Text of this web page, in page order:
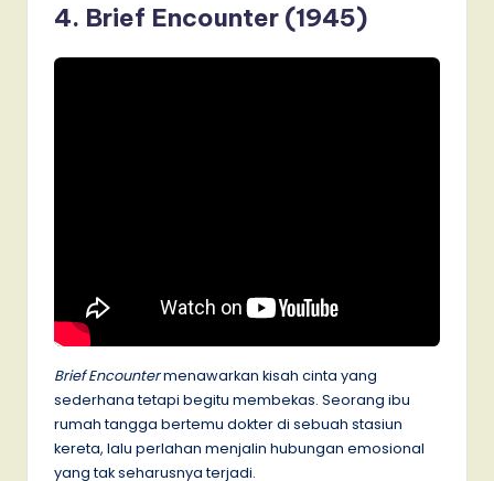
4. Brief Encounter (1945)
Brief Encountermenawarkan kisah cinta yang
sederhana tetapi begitu membekas. Seorang ibu
rumah tangga bertemu dokter di sebuah stasiun
kereta, lalu perlahan menjalin hubungan emosional
yang tak seharusnya terjadi.